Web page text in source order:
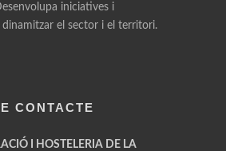
iniciatives i
dinamitzar el sector i el territori.
CONTACTE
I HOSTELERIA DE LA